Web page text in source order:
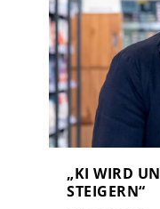
„KI WIRD
STEIGERN“